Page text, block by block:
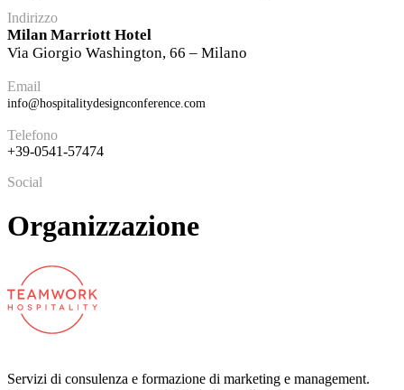
Indirizzo
Milan Marriott Hotel
Via Giorgio Washington, 66 – Milano
Email
info@hospitalitydesignconference.com
Telefono
+39-0541-57474
Social
Organizzazione
Servizi di consulenza e formazione di marketing e management.